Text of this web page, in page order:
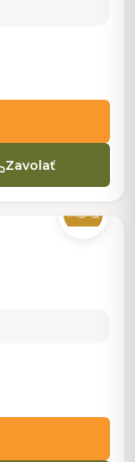
Zavolať